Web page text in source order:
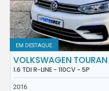
EM DESTAQUE
VOLKSWAGEN TOURAN
1.6 TDI R-LINE - 110CV - 5P
2016